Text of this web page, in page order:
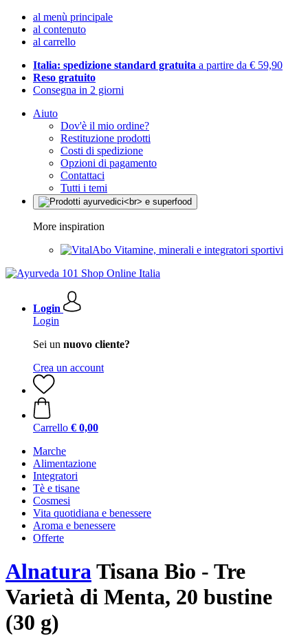
al menù principale
al contenuto
al carrello
Italia: spedizione standard gratuita a partire da € 59,90
Reso gratuito
Consegna in 2 giorni
Aiuto
Dov'è il mio ordine?
Restituzione prodotti
Costi di spedizione
Opzioni di pagamento
Contattaci
Tutti i temi
More inspiration
Vitamine, minerali e integratori sportivi
Login
Login
Sei un nuovo cliente?
Crea un account
Carrello € 0,00
Marche
Alimentazione
Integratori
Tè e tisane
Cosmesi
Vita quotidiana e benessere
Aroma e benessere
Offerte
AlnaturaTisana Bio - Tre
Varietà di Menta, 20 bustine
(30 g)